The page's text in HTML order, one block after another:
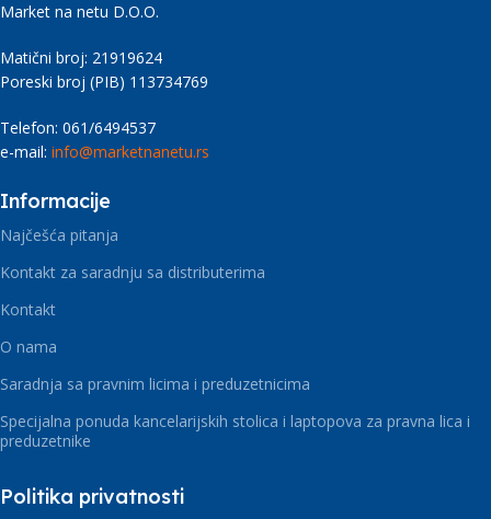
Market na netu D.O.O.
Matični broj: 21919624
Poreski broj (PIB) 113734769
Telefon: 061/6494537
e-mail: info@marketnanetu.rs
Informacije
Najčešća pitanja
Kontakt za saradnju sa distributerima
Kontakt
O nama
Saradnja sa pravnim licima i preduzetnicima
Specijalna ponuda kancelarijskih stolica i laptopova za pravna lica i
preduzetnike
Politika privatnosti